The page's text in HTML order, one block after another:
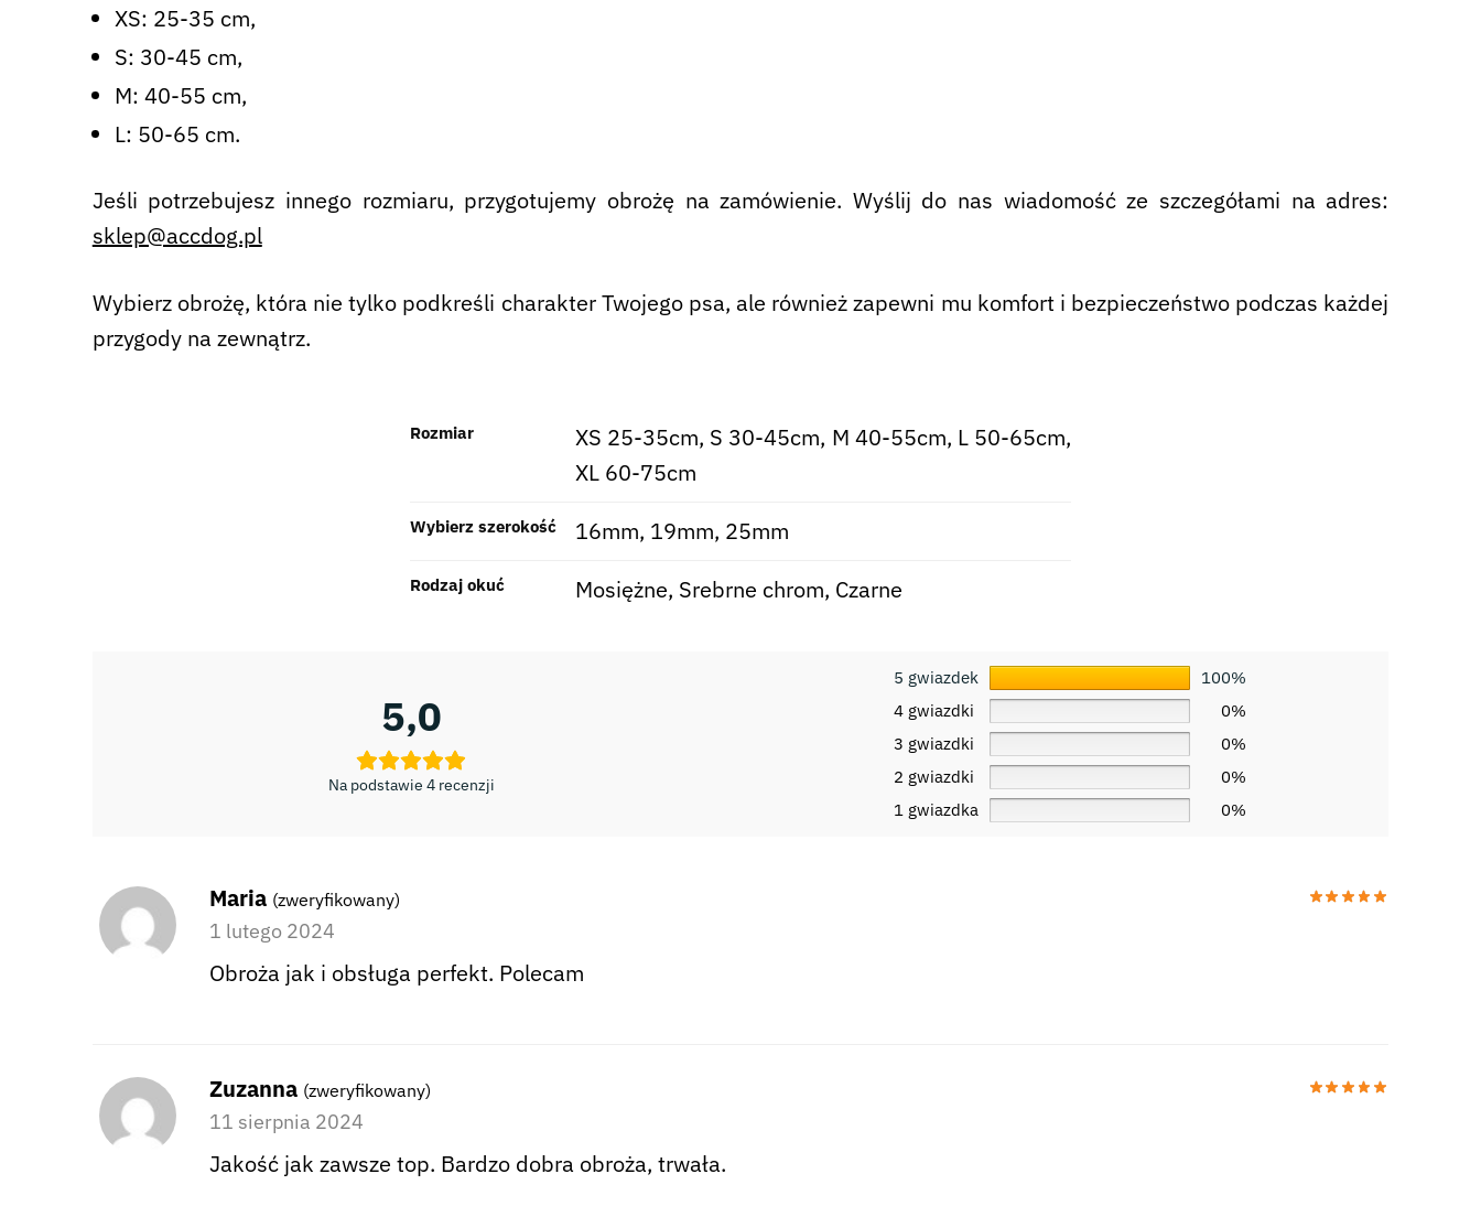
XS: 25-35 cm,
S: 30-45 cm,
M: 40-55 cm,
L: 50-65 cm.
Jeśli potrzebujesz innego rozmiaru, przygotujemy obrożę na zamówienie. Wyślij do nas wiadomość ze szczegółami na adres:
sklep@accdog.pl
Wybierz obrożę, która nie tylko podkreśli charakter Twojego psa, ale również zapewni mu komfort i bezpieczeństwo podczas każdej
przygody na zewnątrz.
Rozmiar
XS 25-35cm, S 30-45cm, M 40-55cm, L 50-65cm,
XL 60-75cm
Wybierz szerokość 16mm, 19mm, 25mm
Rodzaj okuć Mosiężne, Srebrne chrom, Czarne
5,0
Na podstawie 4 recenzji
5 gwiazdek
100%
4 gwiazdki
0%
3 gwiazdki
0%
2 gwiazdki
0%
1 gwiazdka
0%
Maria (zweryfikowany)
1 lutego 2024
Obroża jak i obsługa perfekt. Polecam
Zuzanna (zweryfikowany)
11 sierpnia 2024
Jakość jak zawsze top. Bardzo dobra obroża, trwała.